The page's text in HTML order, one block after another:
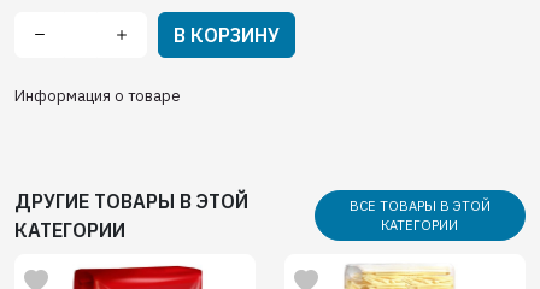
В КОРЗИНУ
Информация о товаре
ДРУГИЕ ТОВАРЫ В ЭТОЙ
КАТЕГОРИИ
ВСЕ ТОВАРЫ В ЭТОЙ
КАТЕГОРИИ